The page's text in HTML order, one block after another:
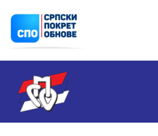
садржај